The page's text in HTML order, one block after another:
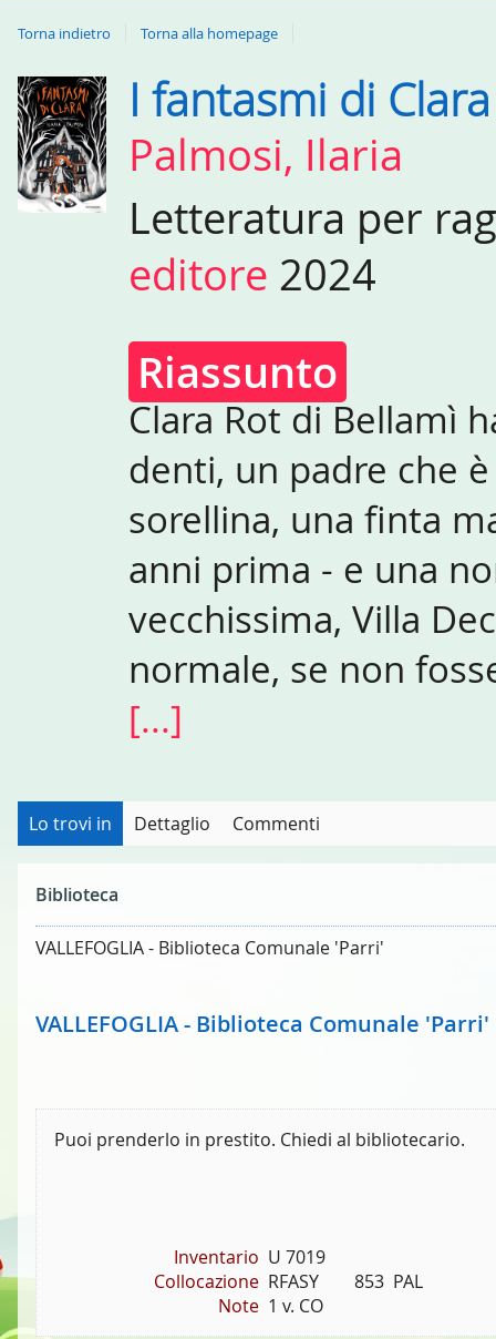
Torna indietro Torna alla homepage
Dettaglio
del
documento
I fantasmi di Clara
Palmosi, Ilaria
Letteratura per
editore 2024
Riassunto
Clara Rot di Bellamì
denti, un padre che
sorellina, una finta
anni prima - e una
vecchissima, Villa
normale, se non
[...]
Lo trovi in Dettaglio Commenti
Biblioteca
VALLEFOGLIA - Biblioteca Comunale 'Parri'
VALLEFOGLIA - Biblioteca Comunale 'Parri'
Puoi prenderlo in prestito. Chiedi al bibliotecario.
Inventario U 7019
Collocazione RFASY        853  PAL
Note 1 v. CO